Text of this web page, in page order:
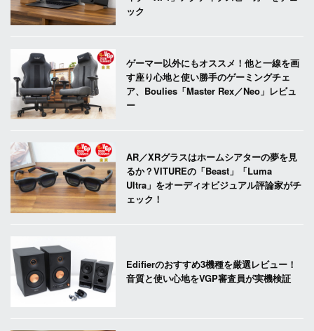
ック
ゲーマー以外にもオススメ！他と一線を画
す座り心地と使い勝手のゲーミングチェ
ア、Boulies「Master Rex／Neo」レビュ
ー
AR／XRグラスはホームシアターの夢を見
るか？VITUREの「Beast」「Luma
Ultra」をオーディオビジュアル評論家がチ
ェック！
Edifierのおすすめ3機種を厳選レビュー！
音質と使い心地をVGP審査員が実機検証